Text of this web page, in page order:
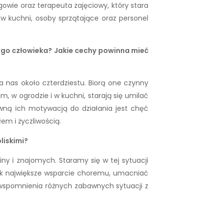
oraz terapeuta zajęciowy, który stara
kuchni, osoby sprzątające oraz personel
człowieka? Jakie cechy powinna mieć
nas około czterdziestu. Biorą one czynny
w ogrodzie i w kuchni, starają się umilać
ich motywacją do działania jest chęć
i życzliwością.
i znajomych. Staramy się w tej sytuacji
największe wsparcie choremu, umacniać
różnych zabawnych sytuacji z